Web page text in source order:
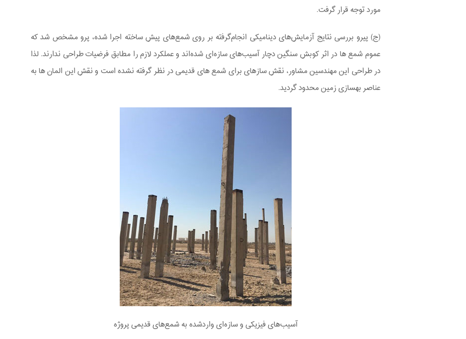
مورد توجه قرار گرفت.
(ج) پیرو بررسی نتایج آزمایش‌های دینامیکی انجام‌گرفته بر روی شمع‌های پیش ساخته اجرا شده، پرو مشخص شد که
عموم شمع ها در اثر کوبش سنگین دچار آسیب‌های سازه‎‌ای شده‌اند و عملکرد لازم را مطابق فرضیات طراحی ندارند. لذا
در طراحی این مهندسین مشاور، نقش سازه‏ای برای شمع های قدیمی در نظر گرفته نشده است و نقش این المان ها به
عناصر بهسازی زمین محدود گردید.
آسیب‌های فیزیکی و سازه‌ای واردشده به شمع‌های قدیمی پروژه